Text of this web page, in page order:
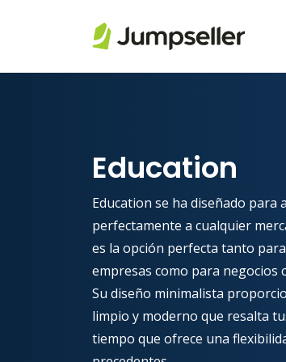
Education
Education se ha diseñado para
perfectamente a cualquier
es la opción perfecta tanto
empresas como para negocios
Su diseño minimalista
limpio y moderno que resalta
tiempo que ofrece una